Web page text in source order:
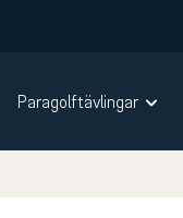
Paragolftävlingar